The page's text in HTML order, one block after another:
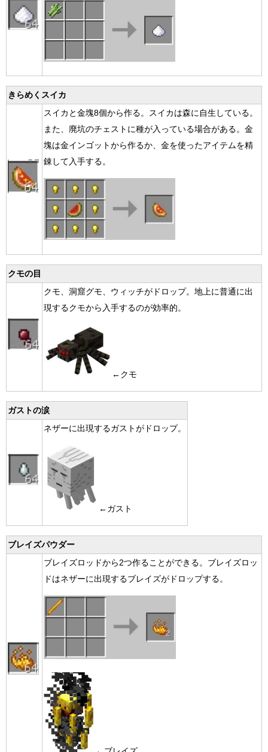
きらめくスイカ
スイカと金塊8個から作る。スイカは森に自生している。
また、廃坑のチェストに種が入っている場合がある。金
塊は金インゴットから作るか、金を使ったアイテムを精
錬して入手する。
クモの目
クモ、洞窟グモ、ウィッチがドロップ。地上に普通に出
現するクモから入手するのが効率的。
←クモ
ガストの涙
ネザーに出現するガストがドロップ。
←ガスト
ブレイズパウダー
ブレイズロッドから2つ作ることができる。ブレイズロッ
ドはネザーに出現するブレイズがドロップする。